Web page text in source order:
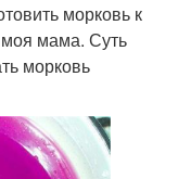
морковь к
мама. Суть
морковь